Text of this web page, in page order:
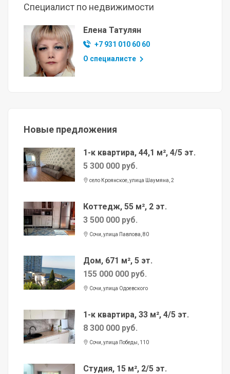
Специалист по недвижимости
Елена Татулян
+7 931 010 60 60
О специалисте
Новые предложения
1-к квартира, 44,1 м², 4/5 эт.
5 300 000 руб.
село Кроянское, улица Шаумяна, 2
Коттедж, 55 м², 2 эт.
3 500 000 руб.
Сочи, улица Павлова, 80
Дом, 671 м², 5 эт.
155 000 000 руб.
Сочи, улица Одоевского
1-к квартира, 33 м², 4/5 эт.
8 300 000 руб.
Сочи, улица Победы, 110
Студия, 15 м², 2/5 эт.